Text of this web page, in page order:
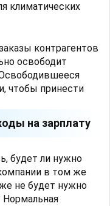
климатических
контрагентов
освободит
чтобы принести
на зарплату
будет ли нужно
в том же
не будет нужно
Нормальная